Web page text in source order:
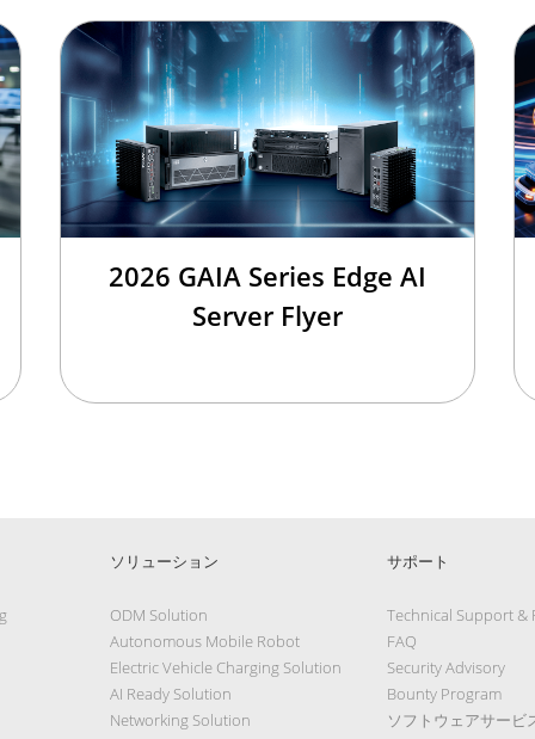
2026 GAIA Series Edge AI
Server Flyer
ソリューション
ODM Solution
Autonomous Mobile Robot
Electric Vehicle Charging Solution
AI Ready Solution
Networking Solution
サポート
Technical Support &
FAQ
Security Advisory
Bounty Program
ソフトウェアサービ